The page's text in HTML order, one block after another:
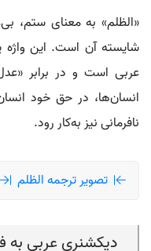
«الظلم» به معنای ستم،
شایسته آن است. این واژه
عربی است و در برابر
انسان‌ها، در حق خود
نافرمانی نیز به‌کار رود.
تصویر ترجمه الظلم
دیکشنری عربی به